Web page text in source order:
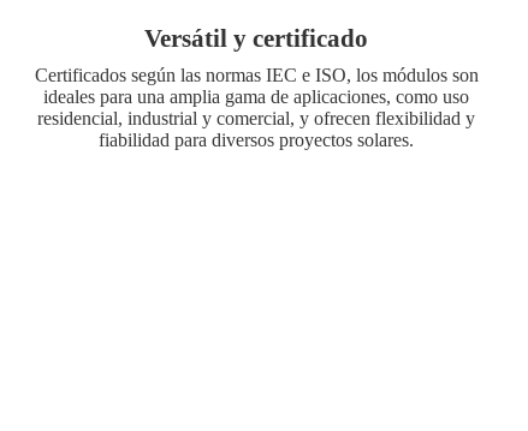
Versátil y certificado
Certificados según las normas IEC e ISO, los módulos son
ideales para una amplia gama de aplicaciones, como uso
residencial, industrial y comercial, y ofrecen flexibilidad y
fiabilidad para diversos proyectos solares.